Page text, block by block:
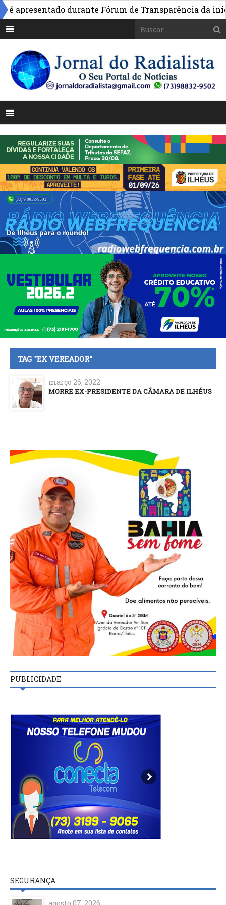
durante Fórum de Transparência da
TAG "EX VEREADOR"
março 26, 2022
MORRE EX-PRESIDENTE DA CÂMARA DE ILHÉUS
PUBLICIDADE
SEGURANÇA